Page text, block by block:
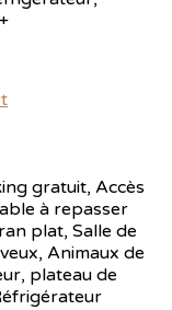
gratuit, Accès
à repasser
plat, Salle de
, Animaux de
, plateau de